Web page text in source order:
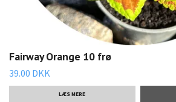
Fairway Orange 10 frø
39.00 DKK
LÆS MERE